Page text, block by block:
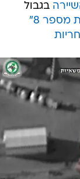
בגבול
8"